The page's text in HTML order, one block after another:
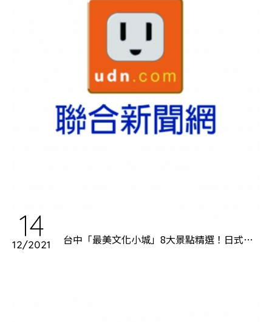
14
12/2021
台中「最美文化小城」8大景點精選！日式眷